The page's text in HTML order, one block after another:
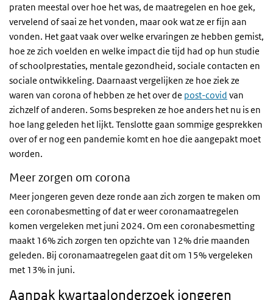
praten meestal over hoe het was, de maatregelen en hoe gek,
vervelend of saai ze het vonden, maar ook wat ze er fijn aan
vonden. Het gaat vaak over welke ervaringen ze hebben gemist,
hoe ze zich voelden en welke impact die tijd had op hun studie
of schoolprestaties, mentale gezondheid, sociale contacten en
sociale ontwikkeling. Daarnaast vergelijken ze hoe ziek ze
waren van corona of hebben ze het over de post-covid van
zichzelf of anderen. Soms bespreken ze hoe anders het nu is en
hoe lang geleden het lijkt. Tenslotte gaan sommige gesprekken
over of er nog een pandemie komt en hoe die aangepakt moet
worden.
Meer zorgen om corona
Meer jongeren geven deze ronde aan zich zorgen te maken om
een coronabesmetting of dat er weer coronamaatregelen
komen vergeleken met juni 2024. Om een coronabesmetting
maakt 16% zich zorgen ten opzichte van 12% drie maanden
geleden. Bij coronamaatregelen gaat dit om 15% vergeleken
met 13% in juni.
Aanpak kwartaalonderzoek jongeren